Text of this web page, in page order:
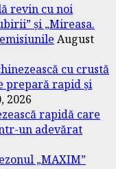
revin cu noi
și „Mireasa.
August
cu crustă
prepară rapid și
2026
rapidă care
un adevărat
„MAXIM”